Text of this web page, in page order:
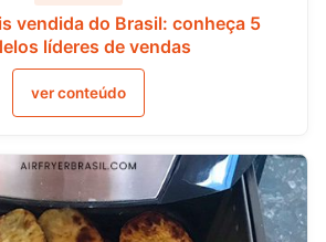
vendida do Brasil: conheça 5
líderes de vendas
ver conteúdo